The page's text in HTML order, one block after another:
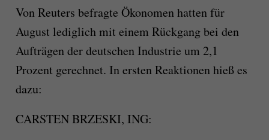
Von Reuters befragte Ökonomen hatten für
August lediglich mit einem Rückgang bei den
Aufträgen der deutschen Industrie um 2,1
Prozent gerechnet. In ersten Reaktionen hieß es
dazu:
CARSTEN BRZESKI, ING: